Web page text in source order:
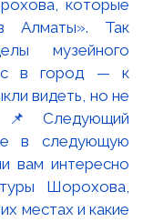
которые
Алматы». Так
музейного
в город — к
видеть, но не
в следующую
вам интересно
Шорохова,
местах и какие